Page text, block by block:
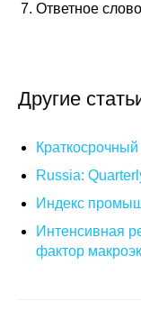
Ответное слово
Другие
Russia:
Индекс
Интенсивная
фактор